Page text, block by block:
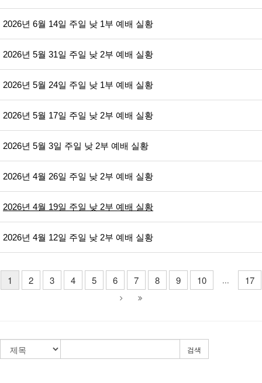
2026년 6월 14일 주일 낮 1부 예배 실황
2026년 5월 31일 주일 낮 2부 예배 실황
2026년 5월 24일 주일 낮 1부 예배 실황
2026년 5월 17일 주일 낮 2부 예배 실황
2026년 5월 3일 주일 낮 2부 예배 실황
2026년 4월 26일 주일 낮 2부 예배 실황
2026년 4월 19일 주일 낮 2부 예배 실황
2026년 4월 12일 주일 낮 2부 예배 실황
1 2 3 4 5 6 7 8 9 10 ... 17
검색